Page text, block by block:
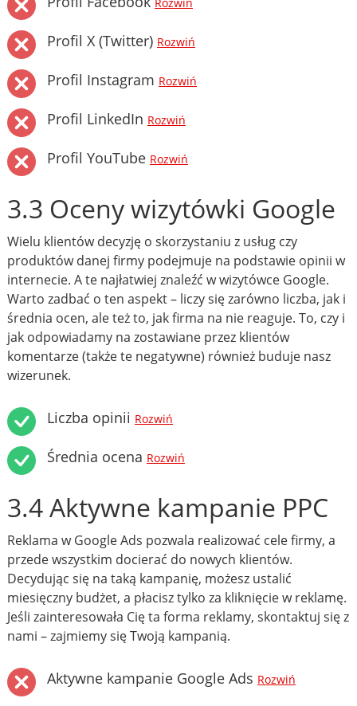
Rozwiń
Profil X (Twitter) Rozwiń
Profil Instagram Rozwiń
Profil LinkedIn Rozwiń
Profil YouTube Rozwiń
3.3 Oceny wizytówki Google
Wielu klientów decyzję o skorzystaniu z usług czy
produktów danej firmy podejmuje na podstawie opinii w
internecie. A te najłatwiej znaleźć w wizytówce Google.
Warto zadbać o ten aspekt – liczy się zarówno liczba, jak i
średnia ocen, ale też to, jak firma na nie reaguje. To, czy i
jak odpowiadamy na zostawiane przez klientów
komentarze (także te negatywne) również buduje nasz
wizerunek.
Liczba opinii Rozwiń
Średnia ocena Rozwiń
3.4 Aktywne kampanie PPC
Reklama w Google Ads pozwala realizować cele firmy, a
przede wszystkim docierać do nowych klientów.
Decydując się na taką kampanię, możesz ustalić
miesięczny budżet, a płacisz tylko za kliknięcie w reklamę.
Jeśli zainteresowała Cię ta forma reklamy, skontaktuj się z
nami – zajmiemy się Twoją kampanią.
Aktywne kampanie Google Ads Rozwiń